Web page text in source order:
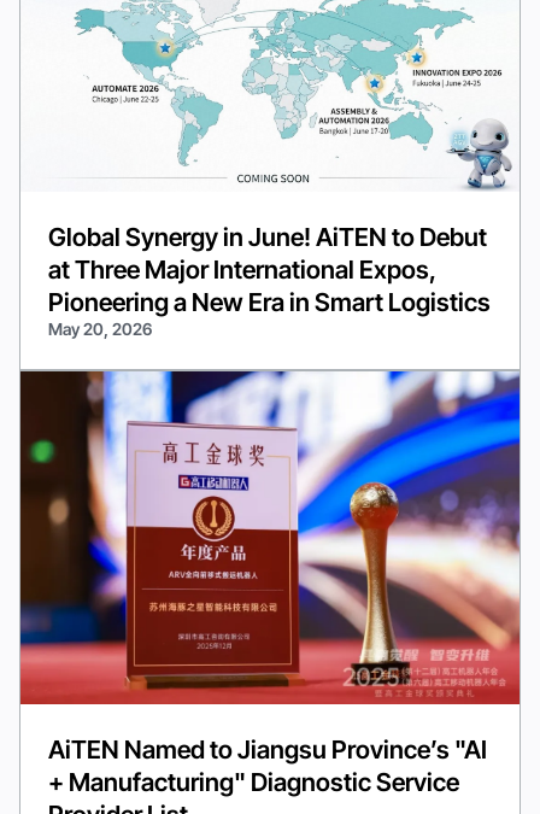
Global Synergy in June! AiTEN to Debut
at Three Major International Expos,
Pioneering a New Era in Smart Logistics
May 20, 2026
AiTEN Named to Jiangsu Province’s "AI
+ Manufacturing" Diagnostic Service